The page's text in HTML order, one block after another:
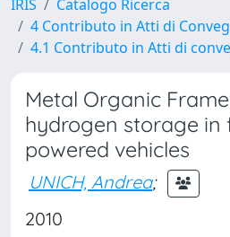
IRIS
Catalogo Ricerca
4 Contributo in Atti di
4.1 Contributo in Atti di
Metal Organic
hydrogen storage in
powered vehicles
UNICH, Andrea;
2010